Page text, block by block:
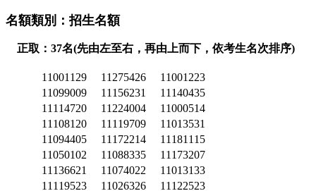
名額類別：招生名額
正取：37名(先由左至右，再由上而下，依考生名次排序)
11001129 11275426
11001223
11099009
11156231
11140435
11114720
11224004
11000514
11108120
11119709
11013531
11094405
11172214
11181115
11050102
11088335
11173207
11136621
11074022
11013133
11119523
11026326
11122523